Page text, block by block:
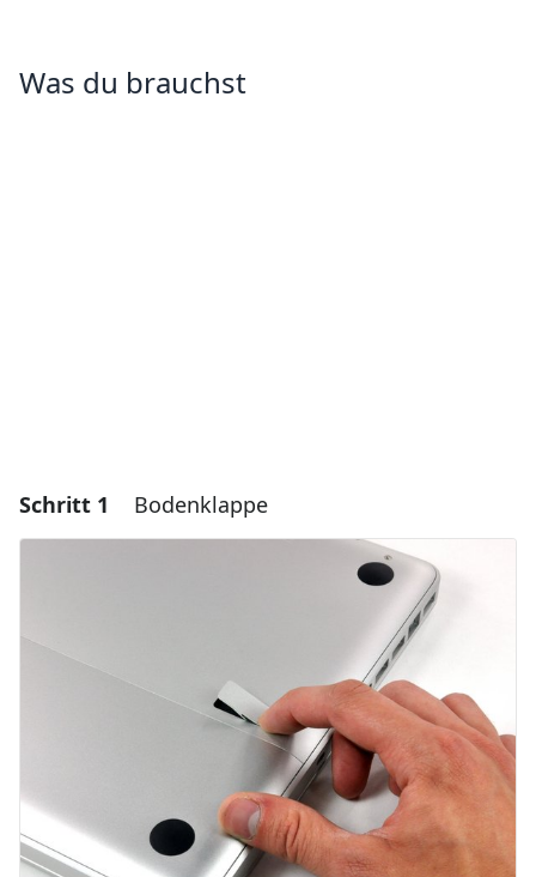
Was du brauchst
Schritt 1 Bodenklappe